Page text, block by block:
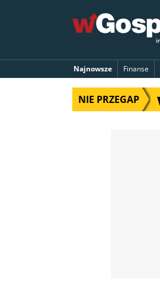
Najnowsze Finanse
NIE PRZEGAP